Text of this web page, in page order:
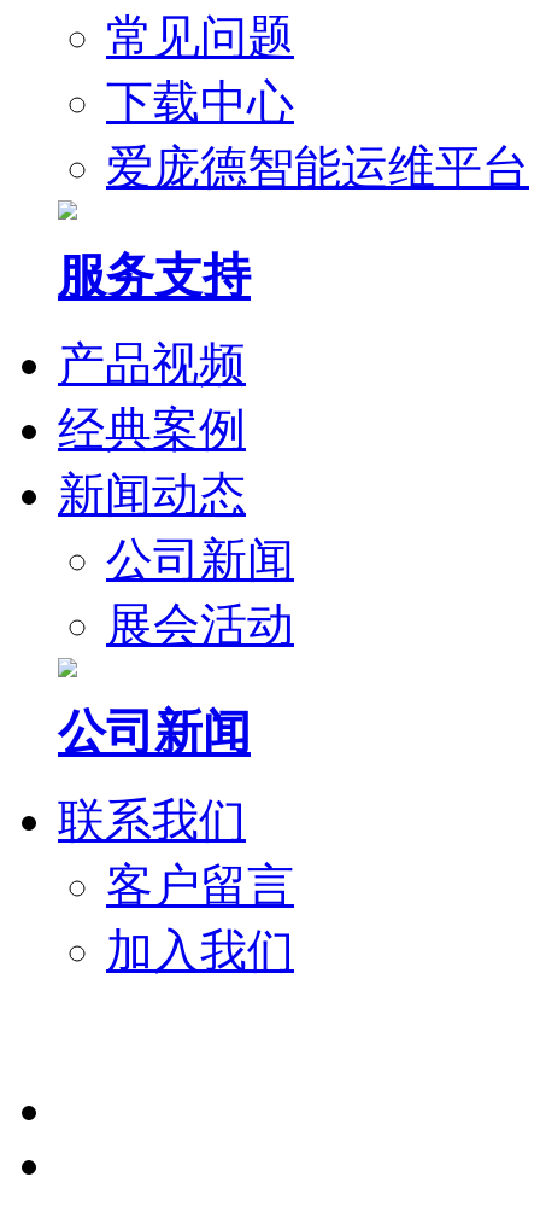
常见问题
下载中心
爱庞德智能运维平台
服务支持
产品视频
经典案例
新闻动态
公司新闻
展会活动
公司新闻
联系我们
客户留言
加入我们